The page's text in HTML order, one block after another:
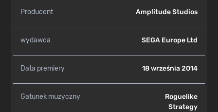
Producent Amplitude Studios
wydawca SEGA Europe Ltd
Data premiery 18 września 2014
Gatunek muzyczny
Roguelike
Strategy